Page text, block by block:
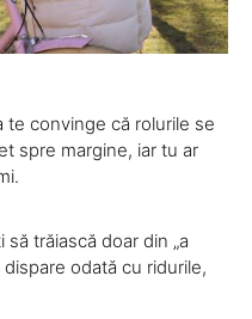
te convinge că rolurile se
spre margine, iar tu ar
trăiască doar din „a
odată cu ridurile,